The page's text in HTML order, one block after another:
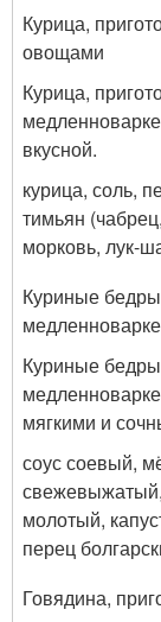
Курица,
овощами
Курица,
вкусной.
курица, соль,
тимьян
морковь, лук-
Куриные
медленноварке
Куриные
мягкими и
соус соевый,
молотый,
перец
Говядина,